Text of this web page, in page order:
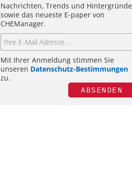
Nachrichten, Trends und Hintergründe
sowie das neueste E-paper von
CHEManager.
Mit Ihrer Anmeldung stimmen Sie
unseren Datenschutz-Bestimmungen
zu.
ABSENDEN